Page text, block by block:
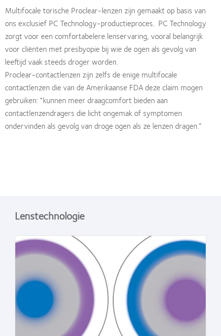
Multifocale torische Proclear-lenzen zijn gemaakt op basis van
ons exclusief PC Technology-productieproces. PC Technology
zorgt voor een comfortabelere lenservaring, vooral belangrijk
voor cliënten met presbyopie bij wie de ogen als gevolg van
leeftijd vaak steeds droger worden.
Proclear-contactlenzen zijn zelfs de enige multifocale
contactlenzen die van de Amerikaanse FDA deze claim mogen
gebruiken: “kunnen meer draagcomfort bieden aan
contactlenzendragers die licht ongemak of symptomen
ondervinden als gevolg van droge ogen als ze lenzen dragen.”
Lenstechnologie